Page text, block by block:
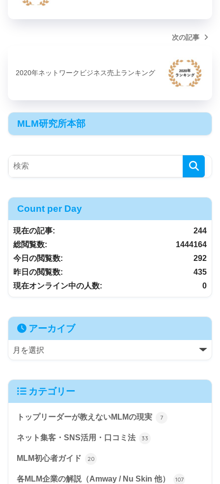
次の記事
2020年ネットワークビジネス売上ランキング
MLM研究所本部
Count per Day
244
現在の記事:
1444164
総閲覧数:
292
今日の閲覧数:
435
昨日の閲覧数:
0
現在オンライン中の人数:
アーカイブ
カテゴリー
トップリーダーが教えないMLMの現実 7
ネット集客・SNS活用・口コミ法 33
MLM初心者ガイド 20
各MLM企業の解説（Amway / Nu Skin 他） 107